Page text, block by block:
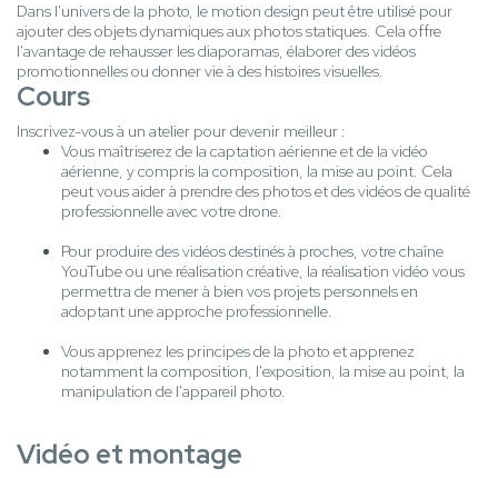
Dans l'univers de la photo, le motion design peut être utilisé pour
ajouter des objets dynamiques aux photos statiques. Cela offre
l'avantage de rehausser les diaporamas, élaborer des vidéos
promotionnelles ou donner vie à des histoires visuelles.
Cours
Inscrivez-vous à un atelier pour devenir meilleur :
Vous maîtriserez de la captation aérienne et de la vidéo
aérienne, y compris la composition, la mise au point. Cela
peut vous aider à prendre des photos et des vidéos de qualité
professionnelle avec votre drone.
Pour produire des vidéos destinés à proches, votre chaîne
YouTube ou une réalisation créative, la réalisation vidéo vous
permettra de mener à bien vos projets personnels en
adoptant une approche professionnelle.
Vous apprenez les principes de la photo et apprenez
notamment la composition, l'exposition, la mise au point, la
manipulation de l'appareil photo.
Vidéo et montage